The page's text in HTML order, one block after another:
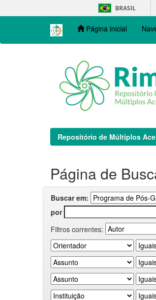
navigation
BRASIL
Página inicial
Repositório de Múltiplos
Página de
Buscar em:
por
Filtros correntes: